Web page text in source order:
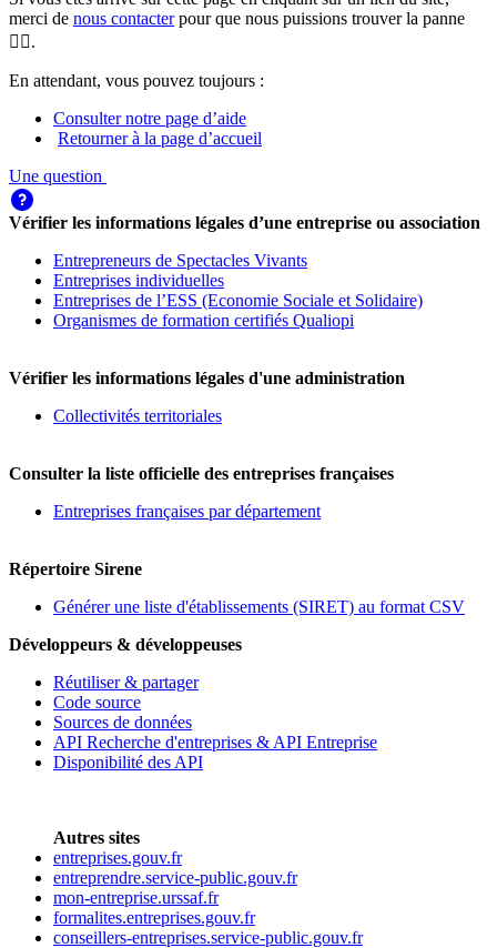
merci de nous contacterpour que nous puissions trouver la panne
🕵️‍♀️.
En attendant, vous pouvez toujours :
Consulter notre page d’aide
Retourner à la page d’accueil
Une question
Vérifier les informations légales d’une entreprise ou association
Entrepreneurs de Spectacles Vivants
Entreprises individuelles
Entreprises de l’ESS (Economie Sociale et Solidaire)
Organismes de formation certifiés Qualiopi
Vérifier les informations légales d'une administration
Collectivités territoriales
Consulter la liste officielle des entreprises françaises
Entreprises françaises par département
Répertoire Sirene
Générer une liste d'établissements (SIRET) au format CSV
Développeurs & développeuses
Réutiliser & partager
Code source
Sources de données
API Recherche d'entreprises & API Entreprise
Disponibilité des API
Autres sites
entreprises.gouv.fr
entreprendre.service-public.gouv.fr
mon-entreprise.urssaf.fr
formalites.entreprises.gouv.fr
conseillers-entreprises.service-public.gouv.fr